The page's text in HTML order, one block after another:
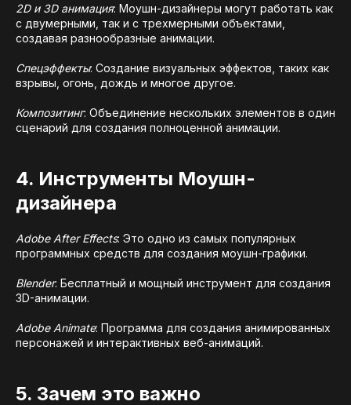
2D и 3D анимация: Моушн-дизайнеры могут работать как
с двумерными, так и с трехмерными объектами,
создавая разнообразные анимации.
Спецэффекты: Создание визуальных эффектов, таких как
взрывы, огонь, дождь и многое другое.
Композитинг: Объединение нескольких элементов в один
сценарий для создания полноценной анимации.
4. Инструменты Моушн-
дизайнера
Adobe After Effects: Это одно из самых популярных
программных средств для создания моушн-графики.
Blender: Бесплатный и мощный инструмент для создания
3D-анимации.
Adobe Animate: Программа для создания анимированных
персонажей и интерактивных веб-анимаций.
5. Зачем это важно